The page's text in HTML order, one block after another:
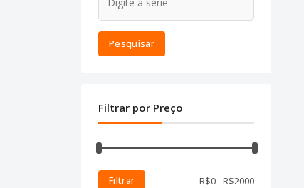
Pesquisar
Filtrar por Preço
Filtrar R$0- R$2000